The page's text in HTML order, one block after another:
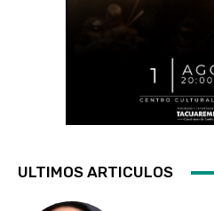
ULTIMOS ARTICULOS